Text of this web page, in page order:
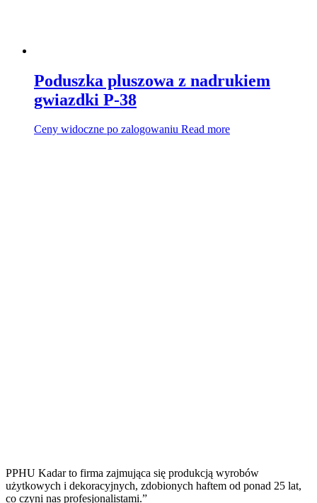
Poduszka pluszowa z nadrukiem
gwiazdki P-38
Ceny widoczne po zalogowaniu Read more
PPHU Kadar to firma zajmująca się produkcją wyrobów
użytkowych i dekoracyjnych, zdobionych haftem od ponad 25 lat,
co czyni nas profesjonalistami.”